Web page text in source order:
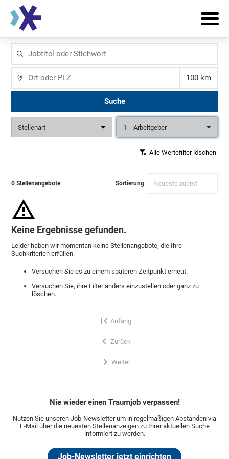
oder
Stichwort
Entfernung
Suche
Stellenart 1 Arbeitgeber
Alle Wertefilter löschen
0 Stellenangebote Sortierung
Keine Ergebnisse gefunden.
Leider haben wir momentan keine Stellenangebote, die Ihre
Suchkriterien erfüllen.
Versuchen Sie es zu einem späteren Zeitpunkt erneut.
Versuchen Sie, ihre Filter anders einzustellen oder ganz zu
löschen.
Anfang
Zurück
Weiter
Nie wieder einen Traumjob verpassen!
Nutzen Sie unseren Job-Newsletter um in regelmäßigen Abständen via
E-Mail über die neuesten Stellenanzeigen zu Ihrer aktuellen Suche
informiert zu werden.
Job-Newsletter jetzt einrichten